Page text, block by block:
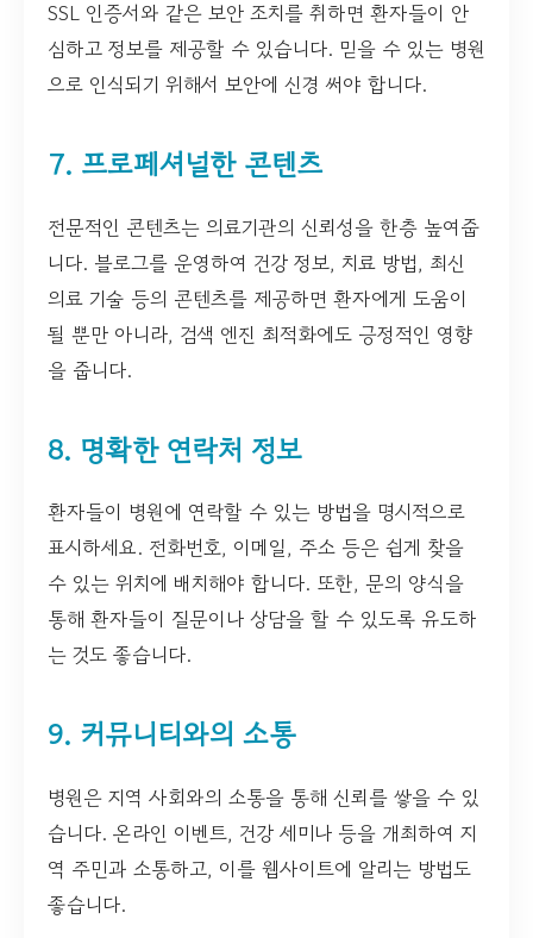
SSL 인증서와 같은 보안 조치를 취하면 환자들이 안
심하고 정보를 제공할 수 있습니다. 믿을 수 있는 병원
으로 인식되기 위해서 보안에 신경 써야 합니다.
7. 프로페셔널한 콘텐츠
전문적인 콘텐츠는 의료기관의 신뢰성을 한층 높여줍
니다. 블로그를 운영하여 건강 정보, 치료 방법, 최신
의료 기술 등의 콘텐츠를 제공하면 환자에게 도움이
될 뿐만 아니라, 검색 엔진 최적화에도 긍정적인 영향
을 줍니다.
8. 명확한 연락처 정보
환자들이 병원에 연락할 수 있는 방법을 명시적으로
표시하세요. 전화번호, 이메일, 주소 등은 쉽게 찾을
수 있는 위치에 배치해야 합니다. 또한, 문의 양식을
통해 환자들이 질문이나 상담을 할 수 있도록 유도하
는 것도 좋습니다.
9. 커뮤니티와의 소통
병원은 지역 사회와의 소통을 통해 신뢰를 쌓을 수 있
습니다. 온라인 이벤트, 건강 세미나 등을 개최하여 지
역 주민과 소통하고, 이를 웹사이트에 알리는 방법도
좋습니다.